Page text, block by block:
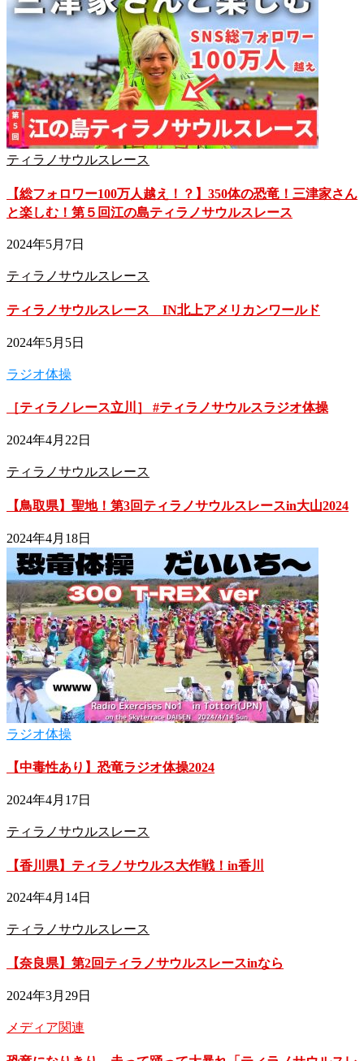
ティラノサウルスレース
【総フォロワー100万人越え！？】350体の恐竜！三津家さん
と楽しむ！第５回江の島ティラノサウルスレース
2024年5月7日
ティラノサウルスレース
ティラノサウルスレース IN北上アメリカンワールド
2024年5月5日
ラジオ体操
［ティラノレース立川］ #ティラノサウルスラジオ体操
2024年4月22日
ティラノサウルスレース
【鳥取県】聖地！第3回ティラノサウルスレースin大山2024
2024年4月18日
ラジオ体操
【中毒性あり】恐竜ラジオ体操2024
2024年4月17日
ティラノサウルスレース
【香川県】ティラノサウルス大作戦！in香川
2024年4月14日
ティラノサウルスレース
【奈良県】第2回ティラノサウルスレースinなら
2024年3月29日
メディア関連